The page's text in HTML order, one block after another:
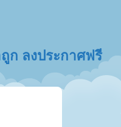
ก ลงประกาศฟรี